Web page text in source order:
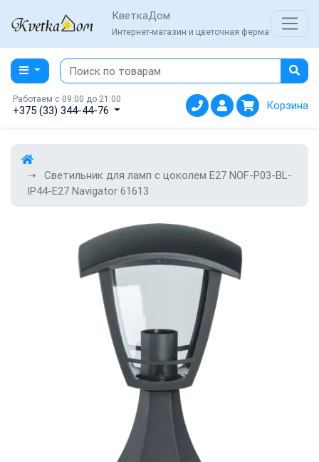
КветкаДом
Интернет-магазин и цветочная ферма
Работаем с 09:00 до 21:00
+375 (33) 344-44-76 Корзина
Светильник для ламп с цоколем Е27 NOF-P03-BL-
IP44-E27 Navigator 61613